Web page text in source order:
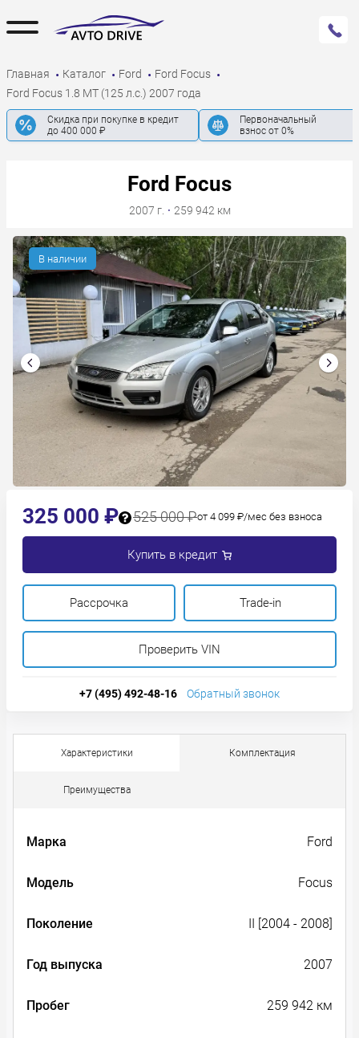
Главная Каталог Ford
Ford Focus
Ford Focus 1.8 MT (125 л.с.) 2007 года
Скидка при покупке в кредит
до 400 000 ₽
Первоначальный
взнос от 0%
325 000 ₽ 525 000 ₽от 4 099 ₽/мес без взноса
Купить в кредит
Рассрочка Trade-in
Проверить VIN
+7 (495) 492-48-16 Обратный звонок
Ford Focus
2007 г. · 259 942 км
В наличии
Характеристики Комплектация
Преимущества
Марка Ford
Модель Focus
Поколение II [2004 - 2008]
Год выпуска 2007
Пробег 259 942 км